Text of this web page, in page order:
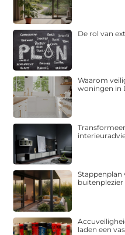
De rol van
Waarom
woningen in
buitenplezier
laden een